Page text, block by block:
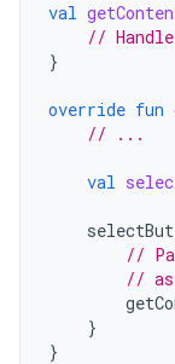
val
//
}
override fun
// ...
val
//
//
}
}